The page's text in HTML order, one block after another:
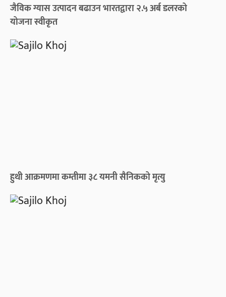
जैविक ग्यास उत्पादन बढाउन भारतद्वारा २.५ अर्ब डलरको
योजना स्वीकृत
हुथी आक्रमणमा कम्तीमा ३८ यमनी सैनिकको मृत्यु